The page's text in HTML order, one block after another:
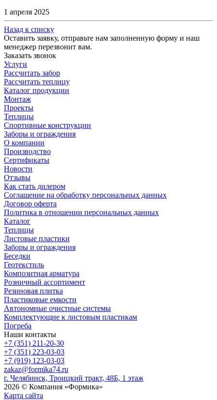
1 апреля 2025
Назад к списку
Оставить заявку, отправьте нам заполненную форму и наш
менеджер перезвонит вам.
Заказать звонок
Услуги
Рассчитать забор
Рассчитать теплицу
Каталог продукции
Монтаж
Проекты
Теплицы
Спортивные конструкции
Заборы и ограждения
О компании
Производство
Сертификаты
Новости
Отзывы
Как стать дилером
Соглашение на обработку персональных данных
Договор оферта
Политика в отношении персональных данных
Каталог
Теплицы
Листовые пластики
Заборы и ограждения
Беседки
Геотекстиль
Композитная арматура
Розничный ассортимент
Резиновая плитка
Пластиковые емкости
Автономные очистные системы
Комплектующие к листовым пластикам
Погреба
Наши контакты
+7 (351) 211-20-30
+7 (351) 223-03-03
+7 (919) 123-03-03
zakaz@formika74.ru
г. Челябинск, Троицкий тракт, 48Б, 1 этаж
2026 © Компания «Формика»
Карта сайта